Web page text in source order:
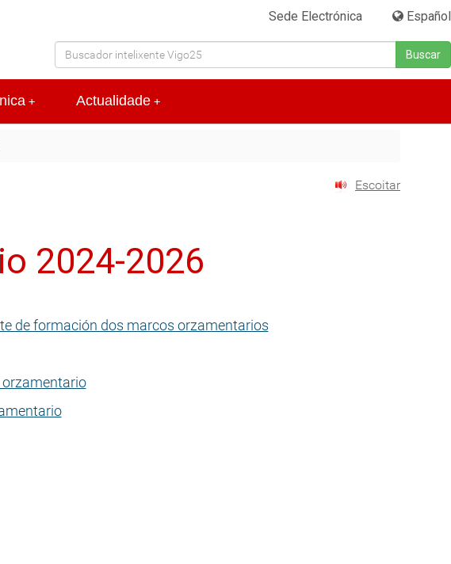
Sede Electrónica Español
Buscar
+ +
Actualidade
Escoitar
2024-2026
de formación dos marcos orzamentarios